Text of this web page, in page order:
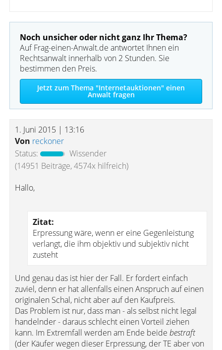
Noch unsicher oder nicht ganz Ihr Thema?
Auf Frag-einen-Anwalt.de antwortet Ihnen ein
Rechtsanwalt innerhalb von 2 Stunden. Sie
bestimmen den Preis.
Jetzt zum Thema "Internetauktionen" einen
Anwalt fragen
1. Juni 2015 | 13:16
Von reckoner
Status:
Wissender
(14951 Beiträge, 4574x hilfreich)
Hallo,
Zitat:
Erpressung wäre, wenn er eine Gegenleistung
verlangt, die ihm objektiv und subjektiv nicht
zusteht
Und genau das ist hier der Fall. Er fordert einfach
zuviel, denn er hat allenfalls einen Anspruch auf einen
originalen Schal, nicht aber auf den Kaufpreis.
Das Problem ist nur, dass man - als selbst nicht legal
handelnder - daraus schlecht einen Vorteil ziehen
kann. Im Extremfall werden am Ende beide bestraft
(der Käufer wegen dieser Erpressung, der TE aber von